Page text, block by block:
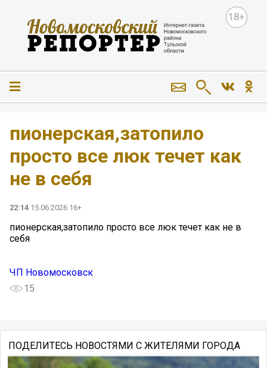
18+
пионерская,затопило
просто все люк течет как
не в себя
22:14 15.06.2026 16+
пионерская,затопило просто все люк течет как не в
себя
ЧП Новомосковск
15
ПОДЕЛИТЕСЬ НОВОСТЯМИ С ЖИТЕЛЯМИ ГОРОДА